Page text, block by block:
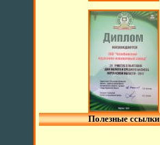
Полезные ссылки